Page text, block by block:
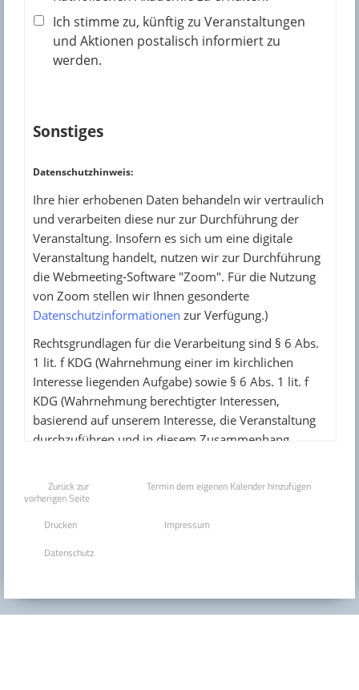
Termin dem eigenen Kalender hinzufügen
Zurück zur
vorherigen Seite
Drucken
Impressum
Datenschutz